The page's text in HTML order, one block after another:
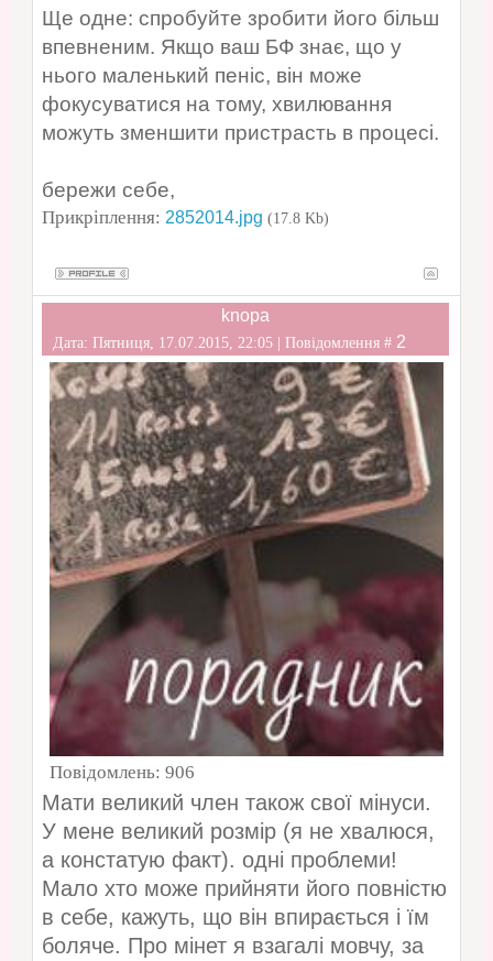
Ще одне: спробуйте зробити його більш
впевненим. Якщо ваш БФ знає, що у
нього маленький пеніс, він може
фокусуватися на тому, хвилювання
можуть зменшити пристрасть в процесі.
бережи себе,
Прикріплення: 2852014.jpg (17.8 Kb)
knopa
Дата: Пятниця, 17.07.2015, 22:05 | Повідомлення # 2
Повідомлень: 906
Мати великий член також свої мінуси.
У мене великий розмір (я не хвалюся,
а констатую факт). одні проблеми!
Мало хто може прийняти його повністю
в себе, кажуть, що він впирається і їм
боляче. Про мінет я взагалі мовчу, за